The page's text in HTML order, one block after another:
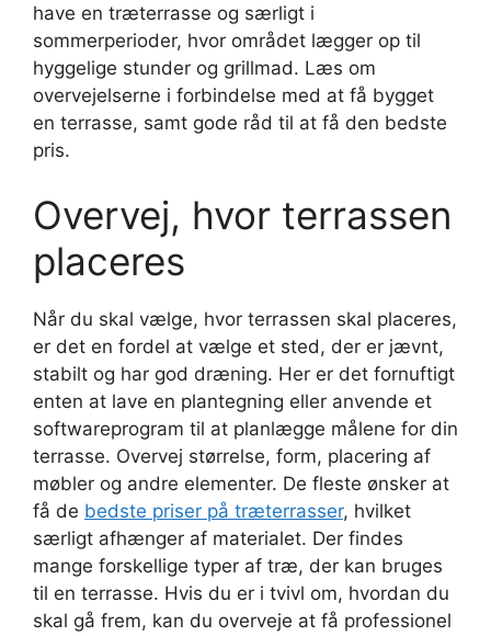
have en træterrasse og særligt i
sommerperioder, hvor området lægger op til
hyggelige stunder og grillmad. Læs om
overvejelserne i forbindelse med at få bygget
en terrasse, samt gode råd til at få den bedste
pris.
Overvej, hvor terrassen
placeres
Når du skal vælge, hvor terrassen skal placeres,
er det en fordel at vælge et sted, der er jævnt,
stabilt og har god dræning. Her er det fornuftigt
enten at lave en plantegning eller anvende et
softwareprogram til at planlægge målene for din
terrasse. Overvej størrelse, form, placering af
møbler og andre elementer. De fleste ønsker at
få de bedste priser på træterrasser, hvilket
særligt afhænger af materialet. Der findes
mange forskellige typer af træ, der kan bruges
til en terrasse. Hvis du er i tvivl om, hvordan du
skal gå frem, kan du overveje at få professionel